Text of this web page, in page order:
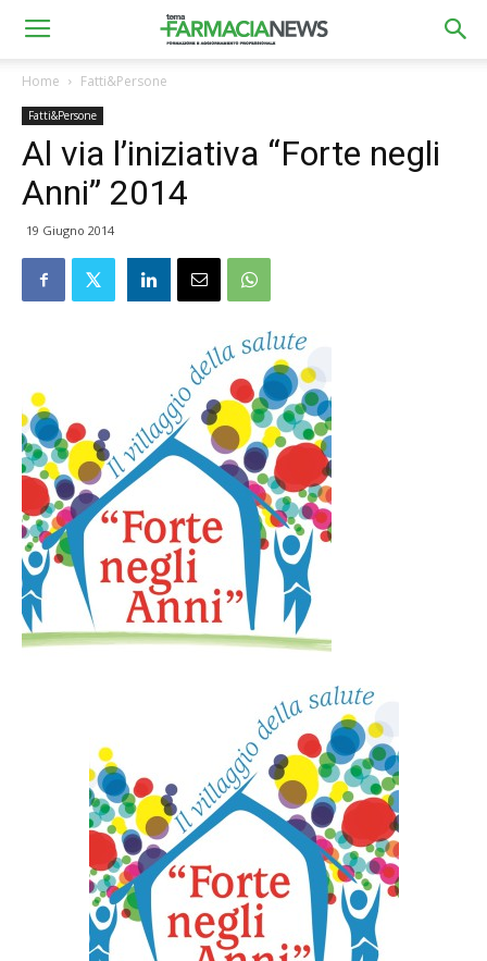
Home Fatti&Persone
Fatti&Persone
Al via l’iniziativa “Forte negli
Anni” 2014
19 Giugno 2014